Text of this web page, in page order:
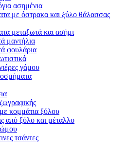
ασημένια
με όστρακα και ξύλο θάλασσας
μεταξωτά και ασήμι
μαντήλια
φουλάρια
γάμου
κομμάτια ξύλου
από ξύλο και μέταλλο
τσάντες